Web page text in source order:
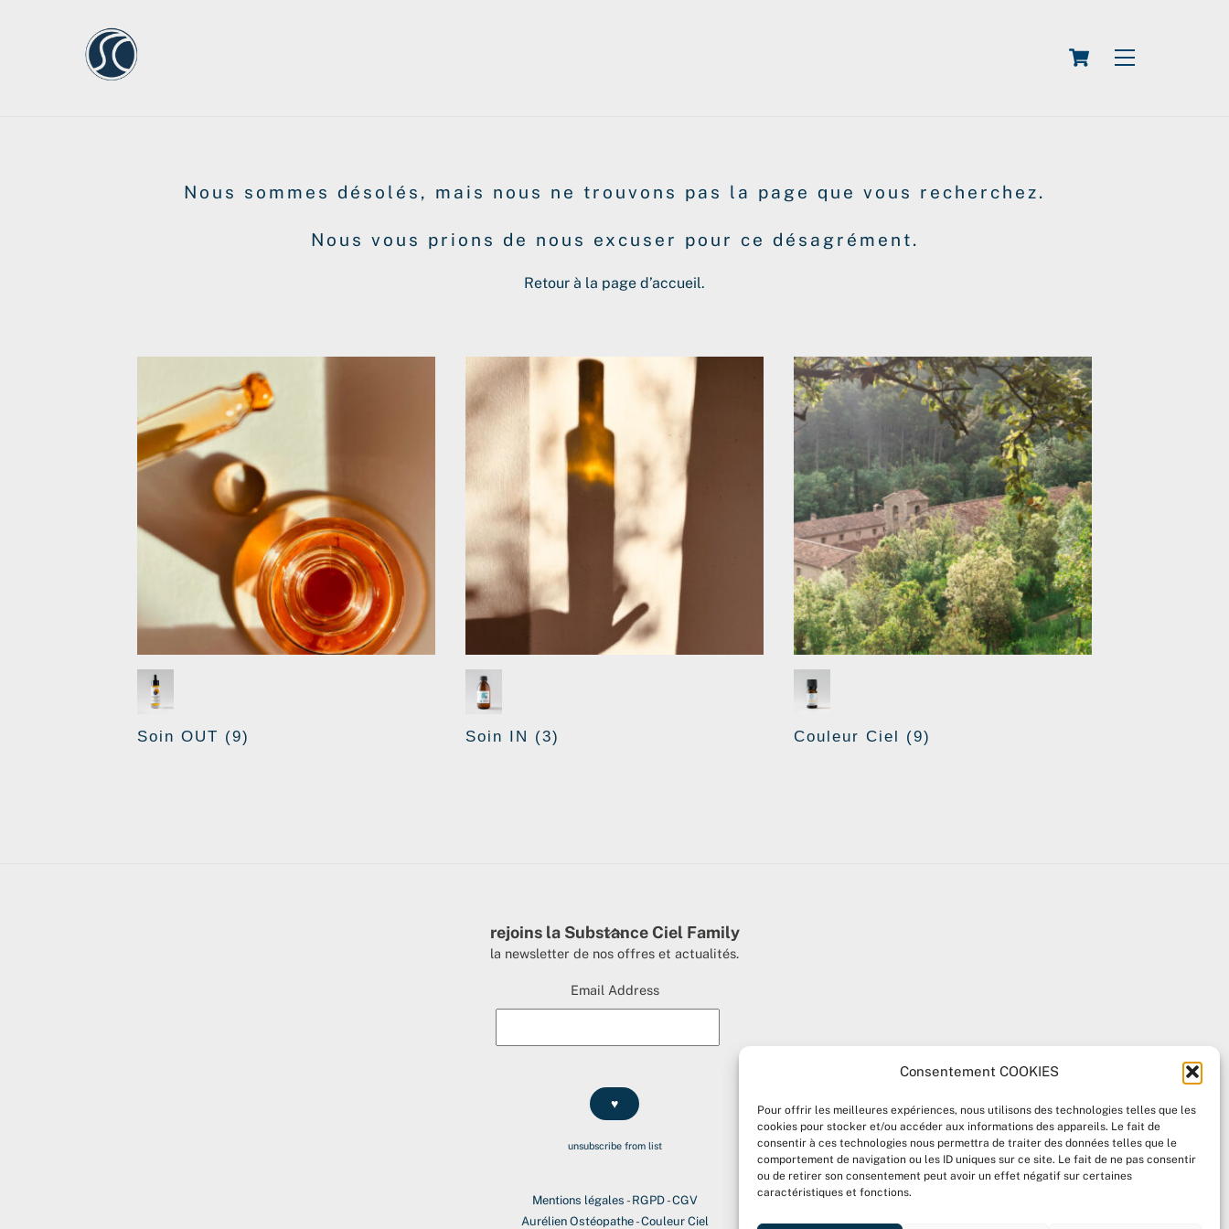
Consentement COOKIES
Pour offrir les meilleures expériences, nous utilisons des technologies telles que les
cookies pour stocker et/ou accéder aux informations des appareils. Le fait de
consentir à ces technologies nous permettra de traiter des données telles que le
comportement de navigation ou les ID uniques sur ce site. Le fait de ne pas consentir
ou de retirer son consentement peut avoir un effet négatif sur certaines
caractéristiques et fonctions.
Menu
Cart
Nous sommes désolés, mais nous ne trouvons pas la page que vous recherchez.
Nous vous prions de nous excuser pour ce désagrément.
Retour à la page d’accueil.
Soin OUT (9) Soin IN (3) Couleur Ciel (9)
Back
To
rejoins la Substance Ciel Family
la newsletter de nos offres et actualités.
Email Address
unsubscribe from list
Mentions légales - RGPD-CGV
Aurélien Ostéopathe-Couleur Ciel